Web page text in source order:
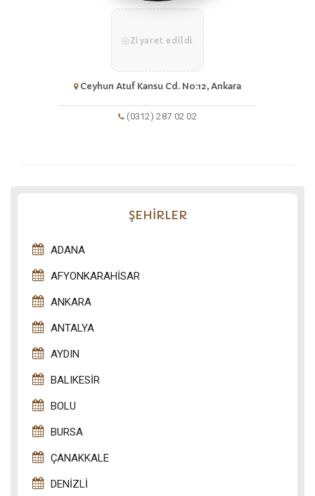
Ziyaret edildi
Ceyhun Atuf Kansu Cd. No:12, Ankara
(0312) 287 02 02
ŞEHİRLER
ADANA
AFYONKARAHISAR
ANKARA
ANTALYA
AYDIN
BALIKESIR
BOLU
BURSA
ÇANAKKALE
DENIZLI